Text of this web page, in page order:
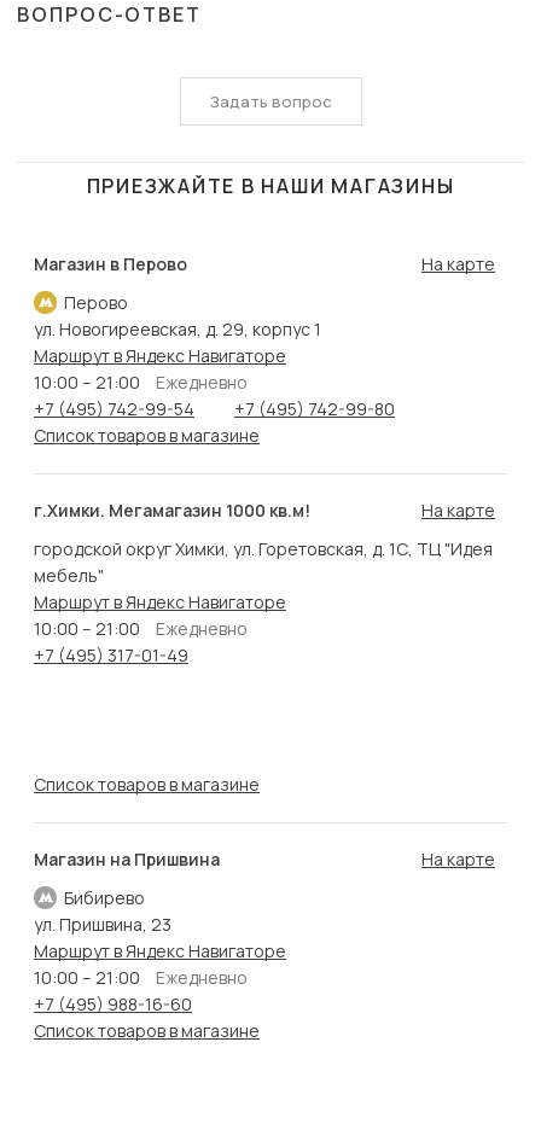
ВОПРОС-ОТВЕТ
Задать вопрос
ПРИЕЗЖАЙТЕ В НАШИ МАГАЗИНЫ
Магазин в Перово
Перово
На карте
ул. Новогиреевская, д. 29, корпус 1
Маршрут в Яндекс Навигаторе
10:00 – 21:00
Ежедневно
+7 (495) 742-99-54
+7 (495) 742-99-80
Список товаров в магазине
г.Химки. Мегамагазин 1000 кв.м!
На карте
городской округ Химки, ул. Горетовская, д. 1С, ТЦ "Идея
мебель"
Маршрут в Яндекс Навигаторе
10:00 – 21:00
Ежедневно
+7 (495) 317-01-49
Список товаров в магазине
Магазин на Пришвина
Бибирево
На карте
ул. Пришвина, 23
Маршрут в Яндекс Навигаторе
10:00 – 21:00
Ежедневно
+7 (495) 988-16-60
Список товаров в магазине